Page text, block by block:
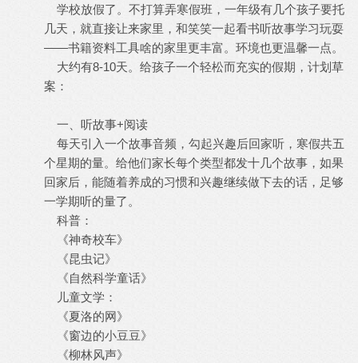
学校放假了。不打算弄寒假班，一年级有几个孩子要托
几天，就直接让来家里，和笑笑一起看书听故事学习玩耍
——书籍资料工具啥的家里更丰富。环境也更温馨一点。
大约有8-10天。给孩子一个轻松而充实的假期，计划草
案：
一、听故事+阅读
每天引入一个故事音频，勾起兴趣后回家听，寒假共五
个星期的量。给他们家长每个类型都发十几个故事，如果
回家后，能随着养成的习惯和兴趣继续做下去的话，足够
一学期听的量了。
科普：
《神奇校车》
《昆虫记》
《自然科学童话》
儿童文学：
《夏洛的网》
《窗边的小豆豆》
《柳林风声》